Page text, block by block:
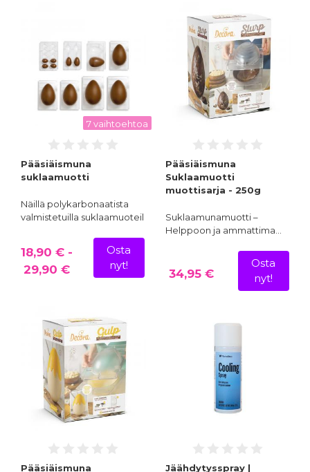
7 vaihtoehtoa
Pääsiäismuna
suklaamuotti
Näillä polykarbonaatista
valmistetuilla suklaamuoteil…
18,90 € -
29,90 €
Osta
nyt!
Pääsiäismuna
Suklaamuotti
muottisarja - 250g
Suklaamunamuotti –
Helppoon ja ammattima…
34,95 €
Osta
nyt!
Pääsiäismuna Jäähdytysspray |